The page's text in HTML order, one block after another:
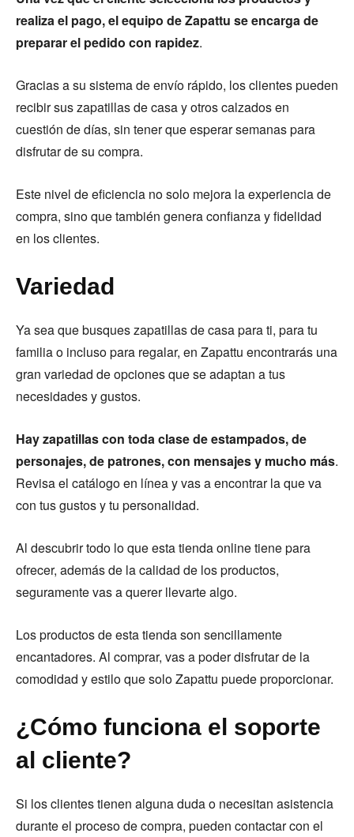
realiza el pago, el equipo de Zapattu se encarga de
preparar el pedido con rapidez.
Gracias a su sistema de envío rápido, los clientes pueden
recibir sus zapatillas de casa y otros calzados en
cuestión de días, sin tener que esperar semanas para
disfrutar de su compra.
Este nivel de eficiencia no solo mejora la experiencia de
compra, sino que también genera confianza y fidelidad
en los clientes.
Variedad
Ya sea que busques zapatillas de casa para ti, para tu
familia o incluso para regalar, en Zapattu encontrarás una
gran variedad de opciones que se adaptan a tus
necesidades y gustos.
Hay zapatillas con toda clase de estampados, de
personajes, de patrones, con mensajes y mucho más.
Revisa el catálogo en línea y vas a encontrar la que va
con tus gustos y tu personalidad.
Al descubrir todo lo que esta tienda online tiene para
ofrecer, además de la calidad de los productos,
seguramente vas a querer llevarte algo.
Los productos de esta tienda son sencillamente
encantadores. Al comprar, vas a poder disfrutar de la
comodidad y estilo que solo Zapattu puede proporcionar.
¿Cómo funciona el soporte
al cliente?
Si los clientes tienen alguna duda o necesitan asistencia
durante el proceso de compra, pueden contactar con el